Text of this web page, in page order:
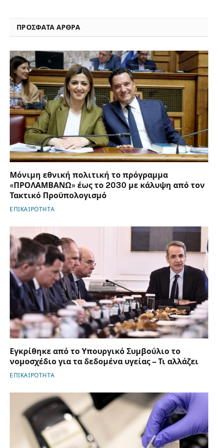
ΠΡΟΣΦΑΤΑ ΑΡΘΡΑ
Μόνιμη εθνική πολιτική το πρόγραμμα
«ΠΡΟΛΑΜΒΑΝΩ» έως το 2030 με κάλυψη από τον
Τακτικό Προϋπολογισμό
ΕΠΙΚΑΙΡΟΤΗΤΑ
Εγκρίθηκε από το Υπουργικό Συμβούλιο το
νομοσχέδιο για τα δεδομένα υγείας – Τι αλλάζει
ΕΠΙΚΑΙΡΟΤΗΤΑ